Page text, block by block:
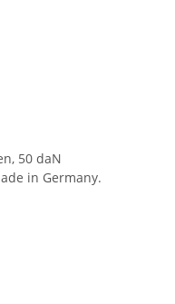
50 daN
in Germany.